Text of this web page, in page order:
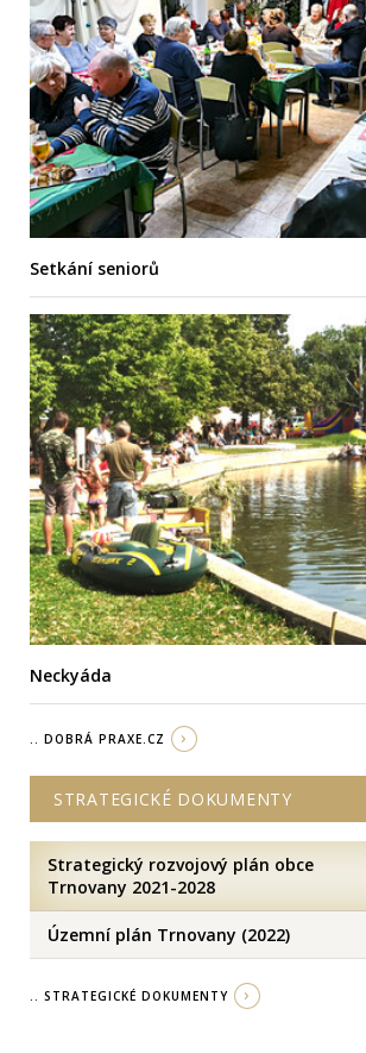
Setkání seniorů
Neckyáda
.. DOBRÁ PRAXE.CZ
STRATEGICKÉ DOKUMENTY
Strategický rozvojový plán obce
Trnovany 2021-2028
Územní plán Trnovany (2022)
.. STRATEGICKÉ DOKUMENTY